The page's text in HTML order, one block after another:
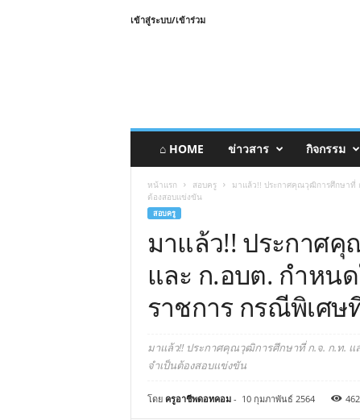
เข้าสู่ระบบ/เข้าร่วม
⌂ HOME ข่าวสาร กิจกรรม
หน้าแรก สอบครู
มาแล้ว!! ประกาศคุณวุฒิ​การศึกษา​ที่​
ต้องสอบแข่งขัน
สอบครู
มาแล้ว!! ประกาศ
และ​ ก.อบต.​ กำหน
ราชการ กรณีพิเศ
มาแล้ว!! ประกาศคุณวุฒิ​การศึกษา​ที่​ ก.จ.​ ก.ท.​ แ
จำเป็นต้องสอบแข่งขัน
โดย ครูอาชีพดอทคอม- 10 กุมภาพันธ์ 2564